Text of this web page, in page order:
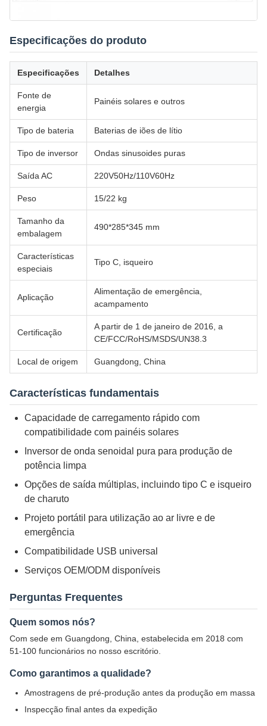
Especificações do produto
Especificações Detalhes
Fonte de
energia
Painéis solares e outros
Tipo de bateria Baterias de iões de lítio
Tipo de inversor Ondas sinusoides puras
Saída AC 220V50Hz/110V60Hz
Peso 15/22 kg
Tamanho da
embalagem
490*285*345 mm
Características
especiais
Tipo C, isqueiro
Aplicação
Alimentação de emergência,
acampamento
Certificação
A partir de 1 de janeiro de 2016, a
CE/FCC/RoHS/MSDS/UN38.3
Local de origem Guangdong, China
Características fundamentais
Capacidade de carregamento rápido com
compatibilidade com painéis solares
Inversor de onda senoidal pura para produção de
potência limpa
Opções de saída múltiplas, incluindo tipo C e isqueiro
de charuto
Projeto portátil para utilização ao ar livre e de
emergência
Compatibilidade USB universal
Serviços OEM/ODM disponíveis
Perguntas Frequentes
Quem somos nós?
Com sede em Guangdong, China, estabelecida em 2018 com
51-100 funcionários no nosso escritório.
Como garantimos a qualidade?
Amostragens de pré-produção antes da produção em massa
Inspecção final antes da expedição